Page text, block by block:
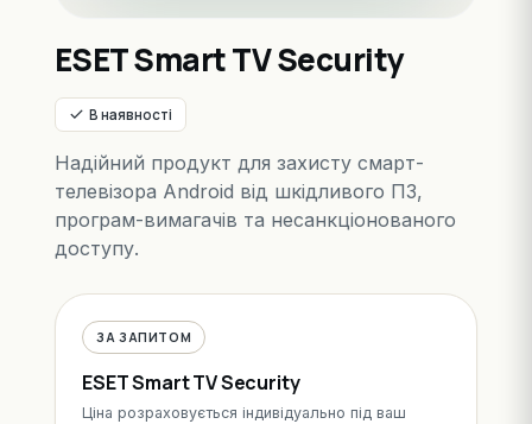
ESET Smart TV Security
В наявності
Надійний продукт для захисту смарт-
телевізора Android від шкідливого ПЗ,
програм-вимагачів та несанкціонованого
доступу.
ЗА ЗАПИТОМ
ESET Smart TV Security
Ціна розраховується індивідуально під ваш